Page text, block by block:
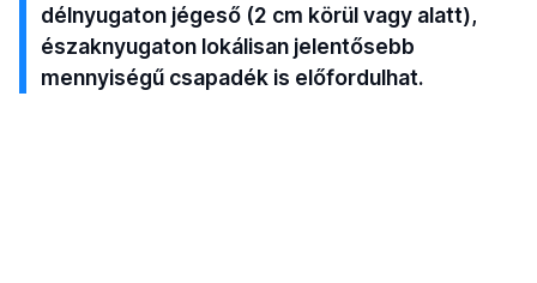
délnyugaton jégeső (2 cm körül vagy alatt),
északnyugaton lokálisan jelentősebb
mennyiségű csapadék is előfordulhat.